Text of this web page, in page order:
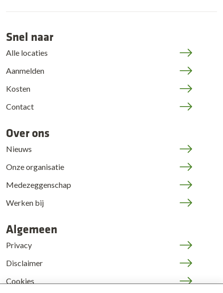
Snel naar
Alle locaties
Aanmelden
Kosten
Contact
Over ons
Nieuws
Onze organisatie
Medezeggenschap
Werken bij
Algemeen
Privacy
Disclaimer
Cookies